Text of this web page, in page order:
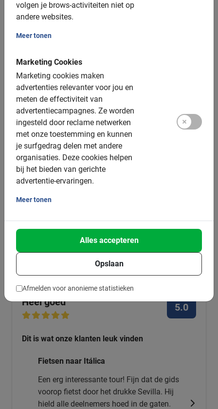
volgen je brows-activiteiten niet op
andere websites.
Meer tonen
Marketing Cookies
Marketing cookies maken
advertenties relevanter voor jou en
meten de effectiviteit van
advertentiecampagnes. Ze worden
ingesteld door reclame netwerken
met onze toestemming en kunnen
je surfgedrag delen met andere
organisaties. Deze cookies helpen
bij het bieden van gerichte
advertentie-ervaringen.
Meer tonen
Opslaan
Alles accepteren
Afmelden voor anonieme statistieken
citytrippers.
V.a. € 12,-
3 uur + halve dag
Sevilla Fietstour en Fietshuur
(11)
€ 45,-
Heel goed 5.0
Dit is wat onze klanten leuk vinden
Fietsen naar Itálica
Een erg interessante tour! Fijn dat de gids
voorop fietst door het drukke Sevilla. Hij
hield alle deelnemers hoed in de gaten.